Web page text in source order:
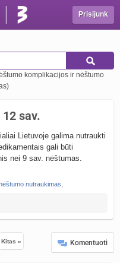
Prisijunk
komplikacijos ir nėštumo
sav.
Lietuvoje galima nutraukti
gali būti
nei 9 sav. nėštumas.
nutraukimas
Kitas » Komentuoti